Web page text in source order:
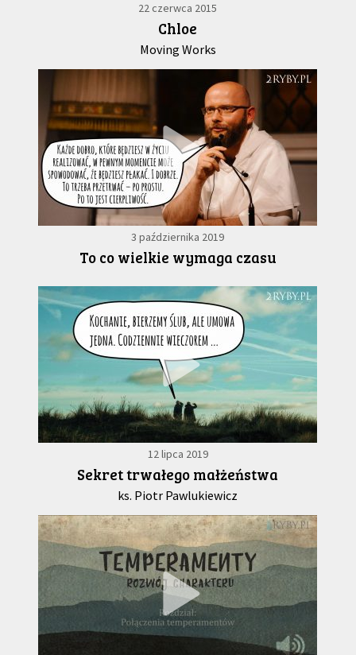
22 czerwca 2015
Chloe
Moving Works
3 października 2019
To co wielkie wymaga czasu
12 lipca 2019
Sekret trwałego małżeństwa
ks. Piotr Pawlukiewicz